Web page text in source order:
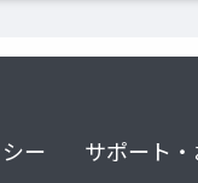
ー サポート